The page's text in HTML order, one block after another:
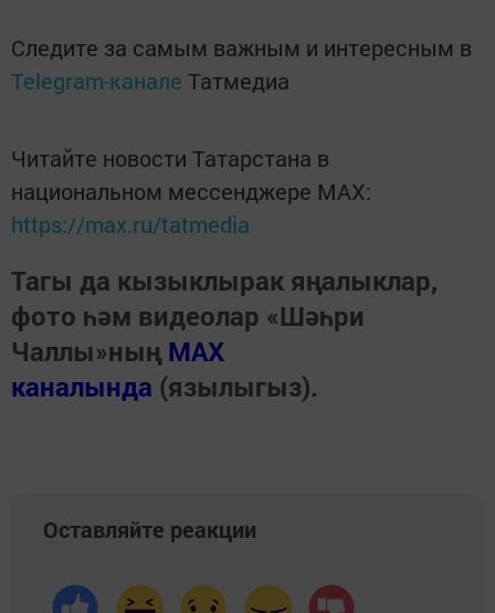
Следите за самым важным и интересным в
Telegram-канале Татмедиа
Читайте новости Татарстана в
национальном мессенджере MАХ:
https://max.ru/tatmedia
Тагы да кызыклырак яңалыклар,
фото һәм видеолар «Шәһри
Чаллы»ның MAX
каналында (язылыгыз).
Оставляйте реакции